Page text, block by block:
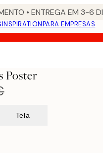
• ENTREGA EM 3-6
INSPIRATIONPARA EMPRESAS
Poster
Tela